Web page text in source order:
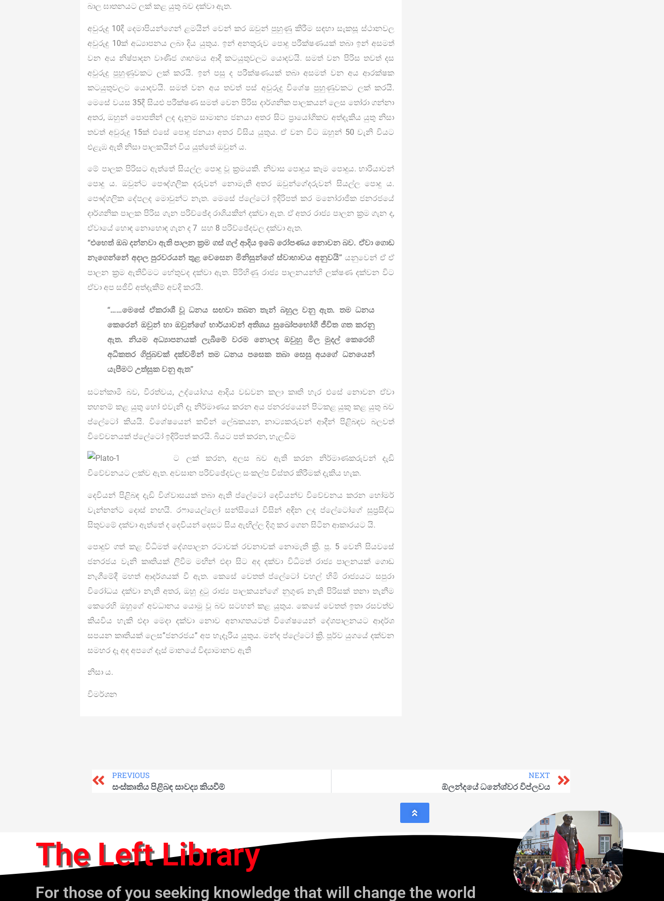
බාල ඝාතනයට ලක් කළ යුතු බව දක්වා ඇත.
අවුරුදු 10දී දෙමාපියන්ගෙන් ළමයින් වෙන් කර ඔවුන් පුහුණු කිරීම සඳහා සැකසූ ස්ථානවල
අවුරුදු 10ක් අධ්‍යාපනය ලබා දිය යුතුය. ඉන් අනතුරුව පොදු පරීක්ෂණයක් තබා ඉන් අසමත්
වන අය නිෂ්පාදන වාණිජ ගෘහමය ආදී කටයුතුවලට යොදවයි. සමත් වන පිරිස තවත් දස
අවුරුදු පුහුණුවකට ලක් කරයි. ඉන් පසු ද පරීක්ෂණයක් තබා අසමත් වන අය ආරක්ෂක
කටයුතුවලට යොදවයි. සමත් වන අය තවත් පස් අවුරුදු විශේෂ පුහුණුවකට ලක් කරයි.
මෙසේ වයස 35දී සියළු පරීක්ෂණ සමත් වෙන පිරිස දාර්ශනික පාලකයන් ලෙස තෝරා ගන්නා
අතර, ඔහුන් පොපතින් ලද දැනුම සාමාන්‍ය ජනයා අතර සිට ප්‍රායෝගිකව අත්දැකිය යුතු නිසා
තවත් අවුරුදු 15ක් එසේ පොදු ජනයා අතර විසිය යුතුය. ඒ වන විට ඔහුන් 50 වැනි වියට
එළැඹ ඇති නිසා පාලකයින් විය යුත්තේ ඔවුන් ය.
මේ පාලක පිරිසට ඇත්තේ සියල්ල පොදු වූ ක්‍රමයකි. නිවාස පොදුය කෑම පොදුය. භාරියාවන්
පොදු ය. ඔවුන්ට පෞද්ගලික දරුවන් නොමැති අතර ඔවුන්ගේදරුවන් සියල්ල පොදු ය.
පෞද්ගලික දේපලද මොවුන්ට නැත. මෙසේ ප්ලේටෝ ඉදිරිපත් කර මනෝරාජික ජනරජයේ
දාර්ශනික පාලක පිරිස ගැන පරිච්ඡේද රාශියකින් දක්වා ඇත. ඒ අතර රාජ්‍ය පාලන ක්‍රම ගැන ද,
ඒවායේ හොඳ නොහොඳ ගැන ද 7 සහ 8 පරිච්ඡේදවල දක්වා ඇත.
“එහෙත් ඔබ දන්නවා ඇති පාලන ක්‍රම ගස් ගල් ආදිය ඉබේ රෝපණය නොවන බව. ඒවා ගොඩ
නැගෙන්නේ අදාල පුරවරයන් තුළ වෙසෙන මිනිසුන්ගේ ස්වාභාවය අනුවයි” යනුවෙන් ඒ ඒ
පාලන ක්‍රම ඇතිවීමට හේතුවද දක්වා ඇත. පිරිහිණු රාජ්‍ය පාලනයන්හි ලක්ෂණ දක්වන විට
ඒවා අප සජීවි අත්දැකීම් අවදි කරයි.
“……මෙසේ ඒකරාශී වූ ධනය සඟවා තබන තැන් බහුල වනු ඇත. තම ධනය
කෙරෙන් ඔවුන් හා ඔවුන්ගේ භාර්යාවන් අතිශය සුඛෝපභෝගී ජීවිත ගත කරනු
ඇත. නියම අධ්‍යාපනයක් ලැබීමේ වරම නොලද ඔවුහු මිල මුදල් කෙරෙහි
අධිකතර ගිජුබවක් දක්වමින් තම ධනය පසෙක තබා සෙසු අයගේ ධනයෙන්
යැපීමට උත්සුක වනු ඇත”
සටන්කාමී බව, වීරත්වය, උද්යෝගය ආදිය වඩවන කලා කෘති හැර එසේ නොවන ඒවා
තහනම් කළ යුතු හෝ එවැනි දෑ නිර්මාණය කරන අය ජනරජයෙන් පිටකළ යුකු කළ යුතු බව
ප්ලේටෝ කියයි. විශේෂයෙන් කවීන් ලේඛකයන, නාට්‍යකරුවන් ආදීන් පිළිබඳව බලවත්
විවේචනයක් ප්ලේටෝ ඉදිරිපත් කරයි. බියට පත් කරන, හැලඩීම
ට ලක් කරන, අලස බව ඇති කරන නිර්මාණකරුවන් දැඩි
විවේචනයට ලක්ව ඇත. අවසාන පරිච්ඡේදවල සංකල්ප විස්තර කිරීමක් දැකිය හැක.
දෙවියන් පිළිබඳ දැඩි විශ්වාසයක් තබා ඇති ප්ලේටෝ දෙවියන්ව විවේචනය කරන හෝමර්
වැන්නන්ට දොස් නඟයි.රෆායෙල්ලෝ සන්සියෝ විසින් අඳින ලද ප්ලේටෝගේ සුප්‍රසිද්ධ
සිතුවමේ දක්වා ඇත්තේ ද දෙවියන් දෙසට සිය ඇඟිල්ල දිගු කර ගෙන සිටින ආකාරයට යි.
පොදුව් ගත් කළ විධිමත් දේශපාලන රටාවක් රචනාවක් නොමැති ක්‍රි. පූ. 5 වෙනි සියවසේ
ජනරජය වැනි කෘතියක් ලිවීම මඟින් එදා සිට අද දක්වා විධිමත් රාජ්‍ය පාලනයක් ගොඩ
නැගීමේදී මහත් ආදර්ශයක් වී ඇත. කෙසේ වෙතත් ප්ලේටෝ වහල් හිමි රාජ්‍යයට සපුරා
විරෝධය දක්වා නැති අතර, ඔහු දුටු රාජ්‍ය පාලකයන්ගේ නුගුණ නැති පිරිසක් තනා තැනීම
කෙරෙහි ඔහුගේ අවධානය යොමු වූ බව සටහන් කළ යුතුය. කෙසේ වෙතත් ඉතා රසවත්ව
කියවිය හැකි එදා මෙදා දක්වා නොව අනාගතයටත් විශේෂයෙන් දේශපාලනයට ආදර්ශ
සපයන කෘතියක් ලෙස”ජනරජය” අප හැදෑරිය යුතුය. මන්ද ප්ලේටෝ ක්‍රි. පූර්ව යුගයේ දක්වන
සමහර දෑ අද අපගේ දෑස් මානයේ විද්‍යාමානව ඇති
නිසා ය.
විමර්ශන
PREVIOUS
සංස්කෘතිය පිළිබඳ සාවද්‍ය කියවීම්
NEXT
ඕලන්දයේ ධනේශ්වර විප්ලවය
The Left Library
For those of you seeking knowledge that will change the world